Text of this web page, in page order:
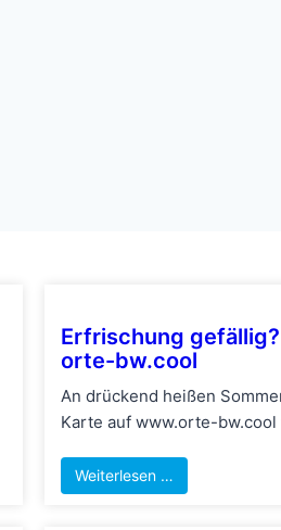
Erfrischung
orte-bw.cool
An drückend heißen
Karte auf www.orte-
Weiterlesen …